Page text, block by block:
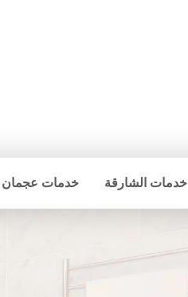
خدمات الشارقة خدمات عجمان